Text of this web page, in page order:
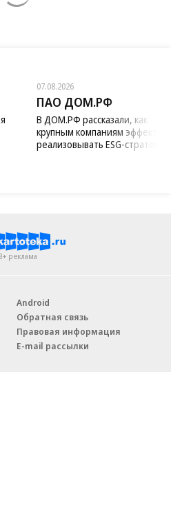
07.08.2026
ПАО ДОМ.РФ
В ДОМ.РФ рассказали, как
крупным компаниям
реализовывать ESG-стратегию
реклама
Android
Обратная связь
Правовая информация
E-mail рассылки